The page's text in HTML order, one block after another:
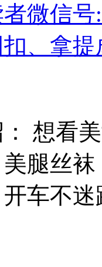
微信号
、拿
想看
腿丝
车不迷